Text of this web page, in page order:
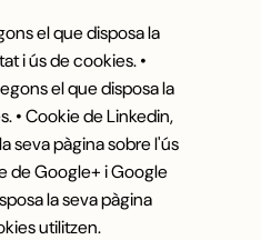
el que disposa la
i ús de cookies. •
el que disposa la
• Cookie de Linkedin,
seva pàgina sobre l'ús
de Google+ i Google
la seva pàgina
utilitzen.